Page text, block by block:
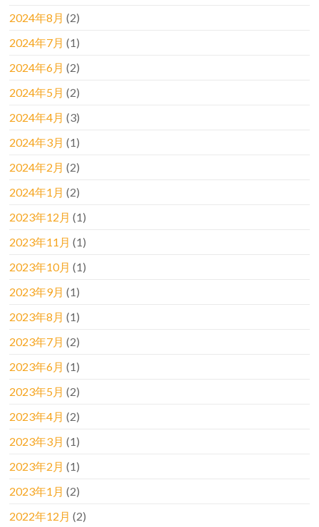
2024年8月 (2)
2024年7月 (1)
2024年6月 (2)
2024年5月 (2)
2024年4月 (3)
2024年3月 (1)
2024年2月 (2)
2024年1月 (2)
2023年12月 (1)
2023年11月 (1)
2023年10月 (1)
2023年9月 (1)
2023年8月 (1)
2023年7月 (2)
2023年6月 (1)
2023年5月 (2)
2023年4月 (2)
2023年3月 (1)
2023年2月 (1)
2023年1月 (2)
2022年12月 (2)